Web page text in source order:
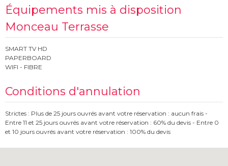
Équipements mis à disposition
Monceau Terrasse
SMART TV HD
PAPERBOARD
WIFI - FIBRE
Conditions d'annulation
Strictes : Plus de 25 jours ouvrés avant votre réservation : aucun frais -
Entre 11 et 25 jours ouvrés avant votre réservation : 60% du devis - Entre 0
et 10 jours ouvrés avant votre réservation : 100% du devis